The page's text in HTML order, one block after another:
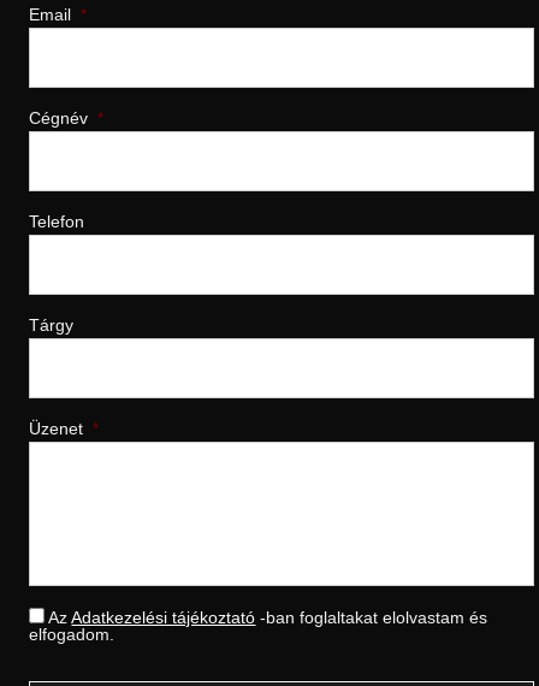
Email *
Cégnév *
Telefon
Tárgy
Üzenet *
* AzAdatkezelési tájékoztató -ban foglaltakat elolvastam és
elfogadom.